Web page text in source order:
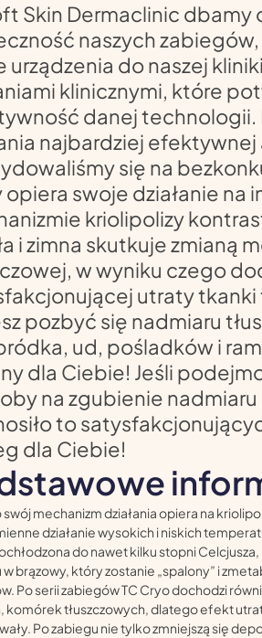
Skin Dermaclinic dbamy
naszych
urządzenia do naszej
klinicznymi, które
danej technologii.
najbardziej efektywnej
się na
opiera swoje działanie na
kriolipolizy
i zimna skutkuje zmianą
w wyniku czego
utraty tkanki
pozbyć się nadmiaru
ud, pośladków i
dla Ciebie! Jeśli
na zgubienie
to
dla Ciebie!
swój mechanizm działania opiera na
działanie wysokich i niskich
do nawet kilku stopni
w brązowy, który zostanie „spalony” i
Po serii zabiegów TC Cryo dochodzi
komórek tłuszczowych, dlatego efekt
Po zabiegu nie tylko zmniejszą się